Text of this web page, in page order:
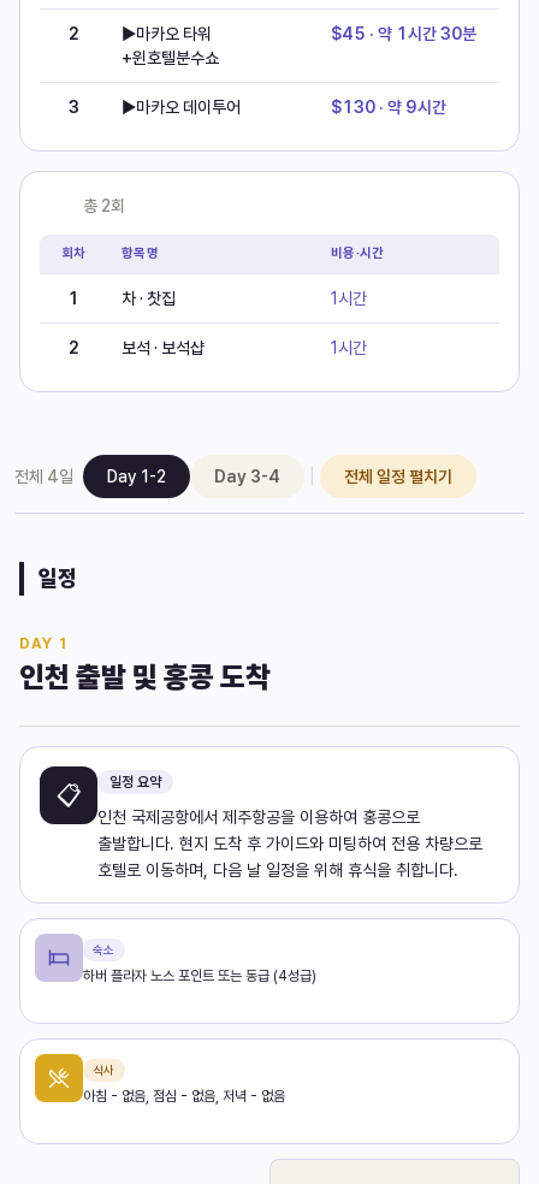
2
▶마카오 타워
+윈호텔분수쇼
$45 · 약 1시간 30분
3 ▶마카오 데이투어 $130 · 약 9시간
총 2회
회차 항목명 비용·시간
1 차 · 찻집 1시간
2 보석 · 보석샵 1시간
전체 4일 Day 1-2 Day 3-4 전체 일정 펼치기
일정
DAY 1
인천 출발 및 홍콩 도착
📋 일정 요약
인천 국제공항에서 제주항공을 이용하여 홍콩으로
출발합니다. 현지 도착 후 가이드와 미팅하여 전용 차량으로
호텔로 이동하며, 다음 날 일정을 위해 휴식을 취합니다.
숙소
하버 플라자 노스 포인트 또는 동급 (4성급)
식사
아침 - 없음, 점심 - 없음, 저녁 - 없음